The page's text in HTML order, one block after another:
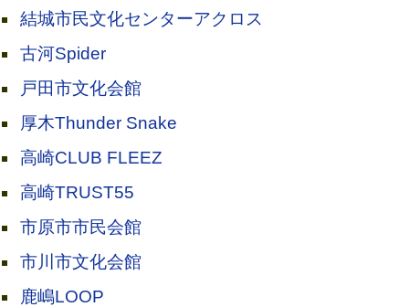
結城市民文化センターアクロス
古河Spider
戸田市文化会館
厚木Thunder Snake
高崎CLUB FLEEZ
高崎TRUST55
市原市市民会館
市川市文化会館
鹿嶋LOOP